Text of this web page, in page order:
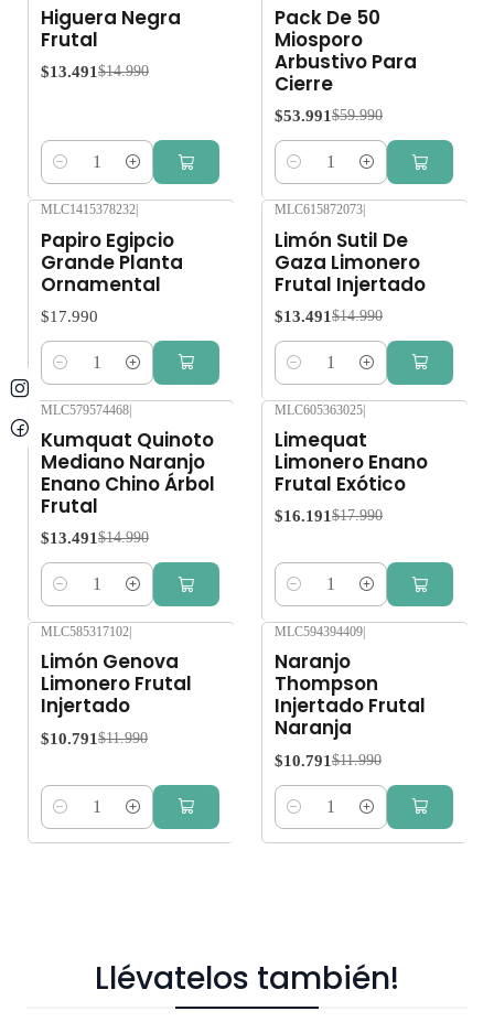
Higuera Negra
Frutal
$13.491$14.990
Cantidad
Pack De 50
Miosporo
Arbustivo Para
Cierre
$53.991$59.990
Cantidad
MLC1415378232
Papiro Egipcio
Grande Planta
Ornamental
$17.990
Cantidad
MLC615872073
Limón Sutil De
Gaza Limonero
Frutal Injertado
$13.491 $14.990
Cantidad
MLC579574468|
Kumquat Quinoto
Mediano Naranjo
Enano Chino Árbol
Frutal
$13.491 $14.990
Cantidad
MLC605363025|
Limequat
Limonero Enano
Frutal Exótico
$16.191 $17.990
Cantidad
MLC585317102
Limón Genova
Limonero Frutal
Injertado
$10.791 $11.990
Cantidad
MLC594394409
Naranjo
Thompson
Injertado Frutal
Naranja
$10.791 $11.990
Cantidad
Llévatelos también!